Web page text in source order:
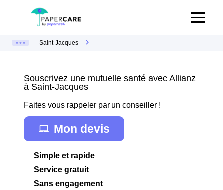
Saint-Jacques
Souscrivez une mutuelle santé avec Allianz
à Saint-Jacques
Faites vous rappeler par un conseiller !
Mon devis
Simple et rapide
Service gratuit
Sans engagement